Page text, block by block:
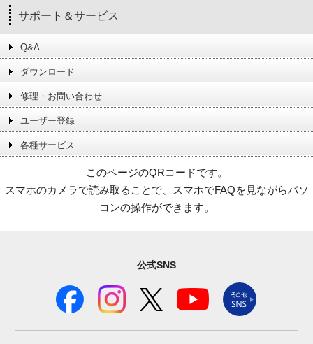
サポート＆サービス
Q&A
ダウンロード
修理・お問い合わせ
ユーザー登録
各種サービス
このページのQRコードです。
スマホのカメラで読み取ることで、スマホでFAQを見ながらパソ
コンの操作ができます。
公式SNS